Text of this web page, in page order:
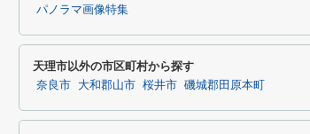
パノラマ画像特集
天理市以外の市区町村から探す
奈良市 大和郡山市 桜井市 磯城郡田原本町